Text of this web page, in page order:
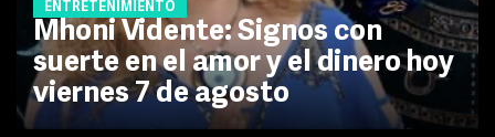
ENTRETENIMIENTO
Mhoni Vidente: Signos con
suerte en el amor y el dinero hoy
viernes 7 de agosto